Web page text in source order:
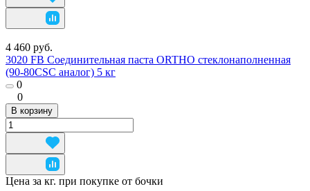
4 460 руб.
3020 FB Соединительная паста ORTHO стеклонаполненная
(90-80CSC аналог) 5 кг
0
0
В корзину
Цена за кг. при покупке от бочки